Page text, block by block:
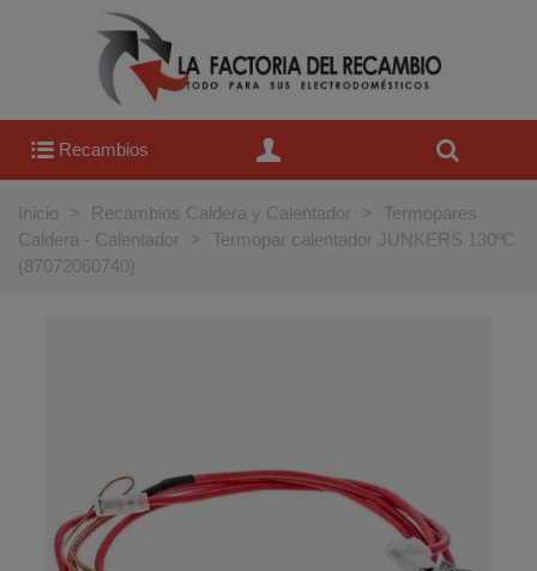
Recambios
Inicio > Recambios Caldera y Calentador >
Termopares
Caldera - Calentador
>
Termopar calentador JUNKERS 130ºC
(87072060740)